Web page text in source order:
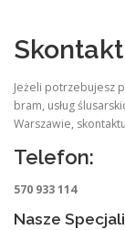
Jeżeli potrzebujesz
bram, usług
Warszawie,
Telefon:
570 933 114
Nasze